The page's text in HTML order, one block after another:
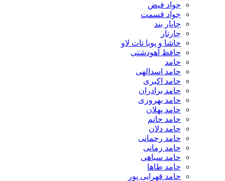
جواد فیض
جواد قسمت
چاپار بند
چارتار
حاشا و پویا تات لاو
حافظ آهودشتی
حامد
حامد اسدالهی
حامد اکبری
حامد برادران
حامد بهروزی
حامد پهلان
حامد حاتم
حامد دلان
حامد رحمانی
حامد زمانی
حامد سیاهی
حامد طاها
حامد قهرایی پور